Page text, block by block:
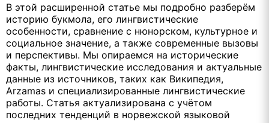
В этой расширенной статье мы подробно разберём
историю букмола, его лингвистические
особенности, сравнение с нюнорском, культурное и
социальное значение, а также современные вызовы
и перспективы. Мы опираемся на исторические
факты, лингвистические исследования и актуальные
данные из источников, таких как Википедия,
Arzamas и специализированные лингвистические
работы. Статья актуализирована с учётом
последних тенденций в норвежской языковой